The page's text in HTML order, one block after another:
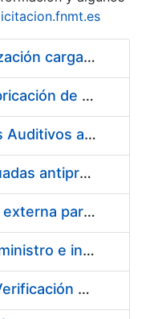
Pliego condiciones optimización cargas compras firmado
Acuerdo marco para la fabricación de piezas
Suministro de Protectores Auditivos a medida para las personas trabajadoras de los Centros de Trabajo de Madrid y Burgos
Suministro de gafas graduadas antiproyecciones para los trabajadores de la FNMT-RCM en los centros de trabajo de Madrid y Burgos
Servicios de una empresa externa para el asesoramiento y resolución de los recursos de alzada que se presentan relacionados con procesos de selección para la FNMT-RCM
Acuerdo marco para el suministro e instalación de persianas, estores y otros complementos
Servicio de Calibración y Verificación Externa de los Equipos de Medición del Servicio de Prevención de la FNMT-RCM